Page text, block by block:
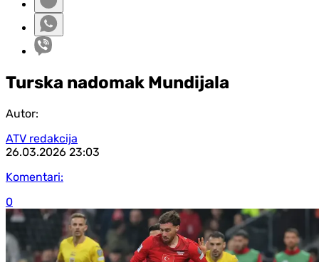
Turska nadomak Mundijala
Autor:
ATV redakcija
26.03.2026 23:03
Komentari:
0